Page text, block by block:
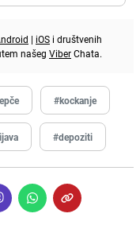
| iOS i društvenih
našeg ViberChata.
#kockanje
#depoziti